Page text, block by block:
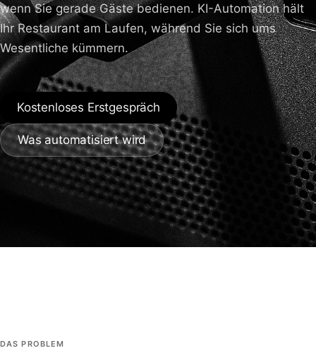
wenn Sie gerade Gäste bedienen. KI-Automation hält
Ihr Restaurant am Laufen, während Sie sich ums
Wesentliche kümmern.
Kostenloses Erstgespräch
Was automatisiert wird
DAS PROBLEM